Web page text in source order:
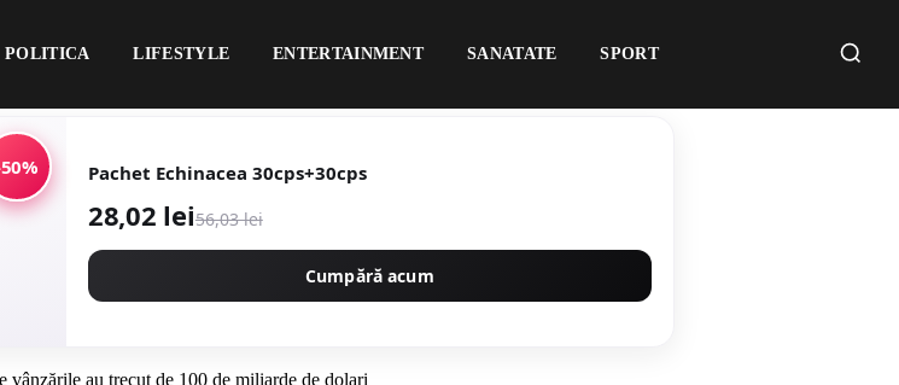
POLITICA LIFESTYLE ENTERTAINMENT SANATATE SPORT
Pachet Echinacea 30cps+30cps
28,02 lei56,03 lei
Cumpără acum
au trecut de 100 de miliarde de dolari